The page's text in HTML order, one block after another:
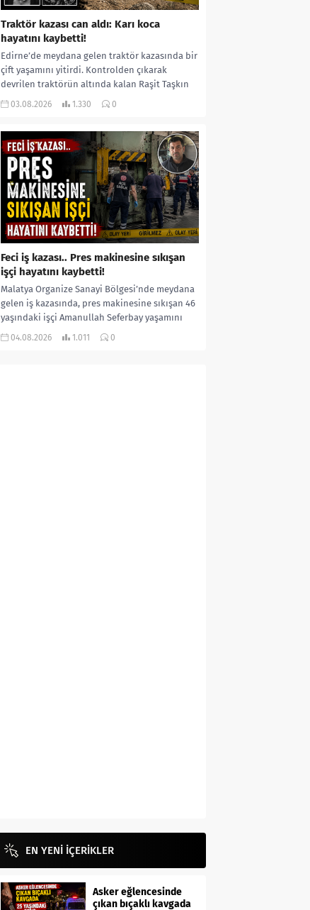
Traktör kazası can aldı: Karı koca
hayatını kaybetti!
Edirne’de meydana gelen traktör kazasında bir
çift yaşamını yitirdi. Kontrolden çıkarak
devrilen traktörün altında kalan Raşit Taşkın
ile eşi Fatma...
03.08.2026 1.330 0
Feci iş kazası.. Pres makinesine sıkışan
işçi hayatını kaybetti!
Malatya Organize Sanayi Bölgesi’nde meydana
gelen iş kazasında, pres makinesine sıkışan 46
yaşındaki işçi Amanullah Seferbay yaşamını
yitirdi. Olayla ilgili...
04.08.2026 1.011 0
EN YENİ İÇERİKLER
Asker eğlencesinde
çıkan bıçaklı kavgada